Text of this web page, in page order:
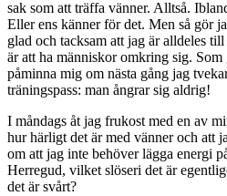
sak som att träffa vänner. Alltså.
Eller ens känner för det. Men så gör
glad och tacksam att jag är alldeles
är att ha människor omkring sig.
påminna mig om nästa gång jag
träningspass: man ångrar sig aldrig!
I måndags åt jag frukost med en av
hur härligt det är med vänner och att
om att jag inte behöver lägga energi
Herregud, vilket slöseri det är
det är svårt?